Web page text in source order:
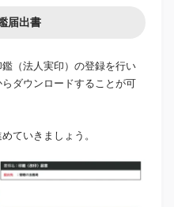
届出書
（法人実印）の登録を行い
ダウンロードすることが可
ていきましょう。